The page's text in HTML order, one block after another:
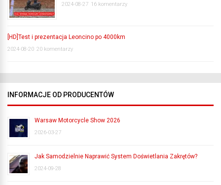
2024-08-27 16 komentarzy
[HD]Test i prezentacja Leoncino po 4000km
2024-08-20 20 komentarzy
INFORMACJE OD PRODUCENTÓW
Warsaw Motorcycle Show 2026
2026-03-27
Jak Samodzielnie Naprawić System Doświetlania Zakrętów?
2024-09-28